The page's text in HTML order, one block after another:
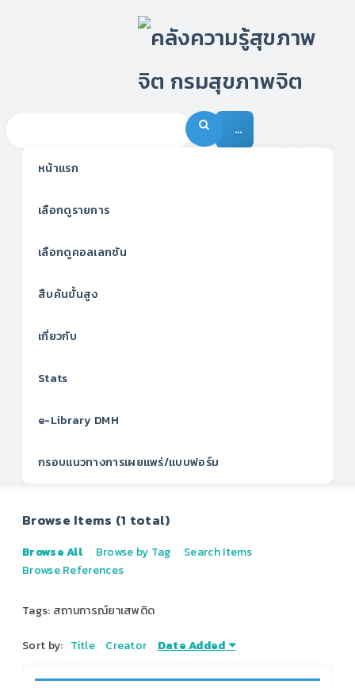
…
หน้าแรก
เลือกดูรายการ
เลือกดูคอลเลกชัน
สืบค้นขั้นสูง
เกี่ยวกับ
Stats
e-Library DMH
กรอบแนวทางการเผยแพร่/แบบฟอร์ม
Browse Items (1 total)
Browse All Browse by Tag
Search Items
Browse References
Tags: สถานการณ์ยาเสพติด
Sort by: Title Creator Date Added